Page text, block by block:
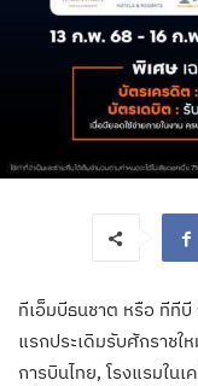
ทีเอ็มบีธนชาต หรือ ทีที
แรกประเดิมรับศักราชใ
การบินไทย, โรงแรมใน